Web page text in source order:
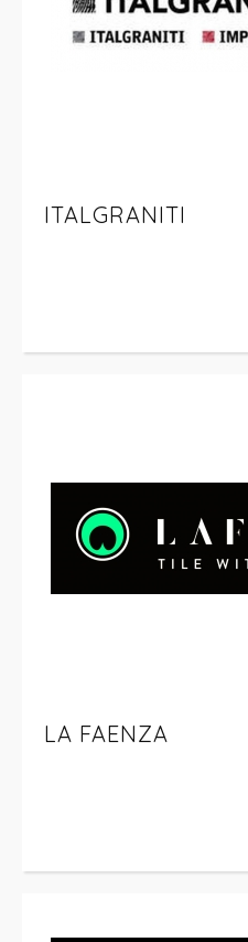
ITALGRANITI
LA FAENZA